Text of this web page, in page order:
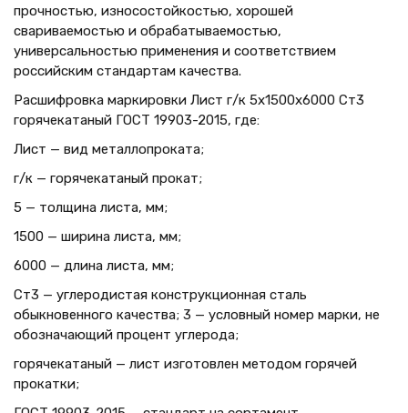
прочностью, износостойкостью, хорошей
свариваемостью и обрабатываемостью,
универсальностью применения и соответствием
российским стандартам качества.
Расшифровка маркировки Лист г/к 5х1500x6000 Ст3
горячекатаный ГОСТ 19903-2015, где:
Лист — вид металлопроката;
г/к — горячекатаный прокат;
5 — толщина листа, мм;
1500 — ширина листа, мм;
6000 — длина листа, мм;
Ст3 — углеродистая конструкционная сталь
обыкновенного качества; 3 — условный номер марки, не
обозначающий процент углерода;
горячекатаный — лист изготовлен методом горячей
прокатки;